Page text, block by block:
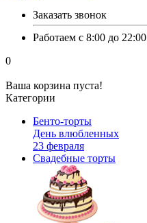
Заказать звонок
Работаем с 8:00 до 22:00
0
Ваша корзина пуста!
Категории
Бенто-торты
День влюбленных
23 февраля
Свадебные торты